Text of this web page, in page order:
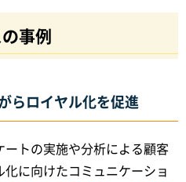
事例
らロイヤル化を促進
トの実施や分析による顧客
に向けたコミュニケーショ